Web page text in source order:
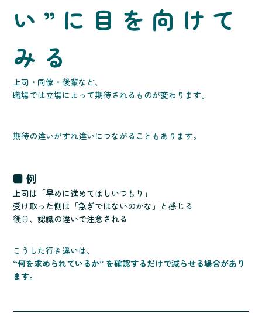
い”に目を向けて
みる
上司・同僚・後輩など、
職場では立場によって期待されるものが変わります。
期待の違いがすれ違いにつながることもあります。
■ 例
上司は「早めに進めてほしいつもり」
受け取った側は「急ぎではないのかな」と感じる
後日、認識の違いで注意される
こうした行き違いは、
“何を求められているか” を確認するだけで減らせる場合があり
ます。